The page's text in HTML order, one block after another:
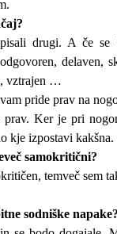
drugi. A če se
delaven,
vztrajen …
pride prav na
prav. Ker je pri
kje izpostavi kakšna.
samokritični?
temveč sem
sodniške napake?